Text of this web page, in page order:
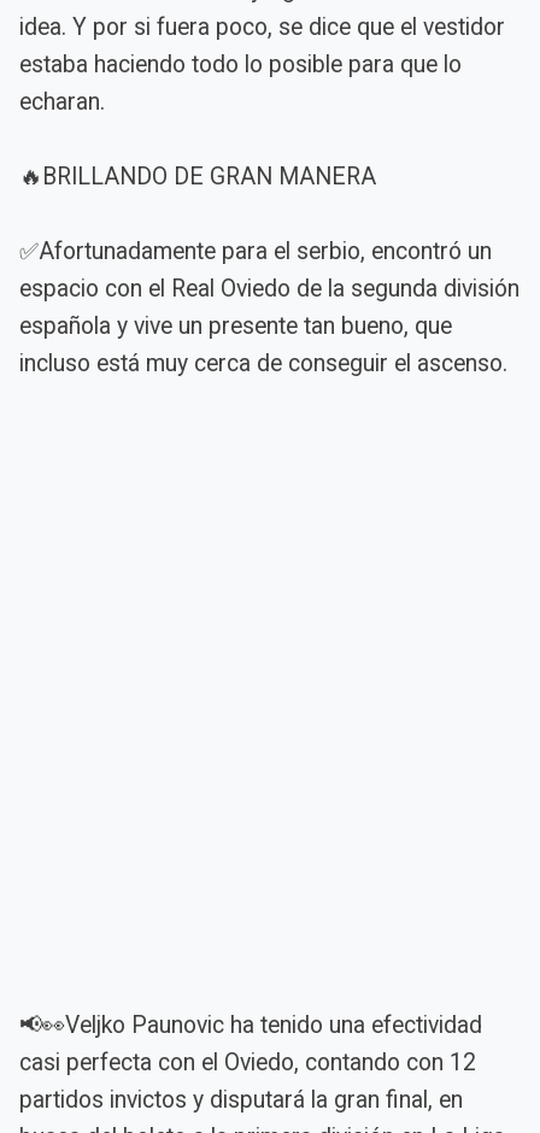
idea. Y por si fuera poco, se dice que el vestidor
estaba haciendo todo lo posible para que lo
echaran.
🔥BRILLANDO DE GRAN MANERA
✅Afortunadamente para el serbio, encontró un
espacio con el Real Oviedo de la segunda división
española y vive un presente tan bueno, que
incluso está muy cerca de conseguir el ascenso.
📢👀Veljko Paunovic ha tenido una efectividad
casi perfecta con el Oviedo, contando con 12
partidos invictos y disputará la gran final, en